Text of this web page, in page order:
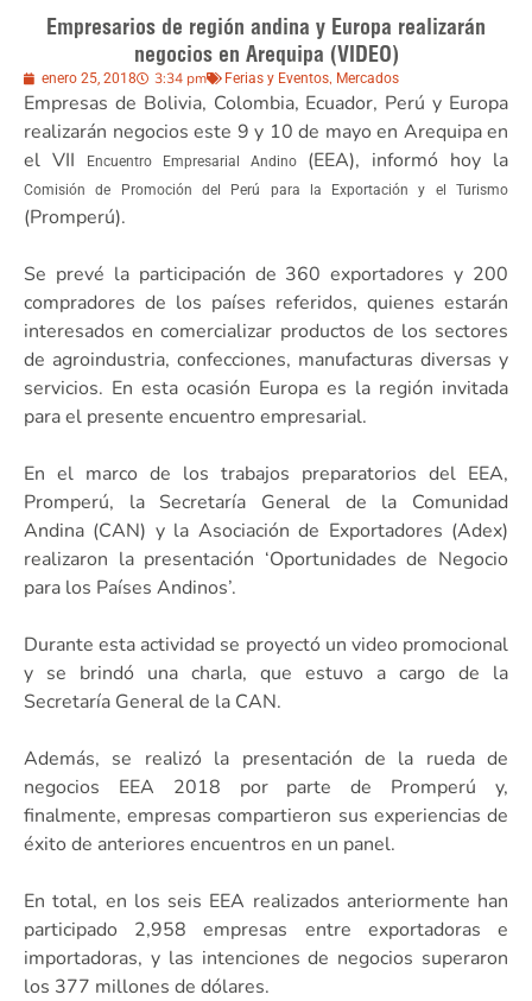
Empresarios de región andina y Europa realizarán
negocios en Arequipa (VIDEO)
enero 25, 2018 3:34 pm Ferias y Eventos, Mercados
Empresas de Bolivia, Colombia, Ecuador, Perú y Europa
realizarán negocios este 9 y 10 de mayo en Arequipa en
el VII
Encuentro Empresarial Andino(EEA), informó hoy la
Comisión de Promoción del Perú para la Exportación y el Turismo
(Promperú).
Se prevé la participación de 360 exportadores y 200
compradores de los países referidos, quienes estarán
interesados en comercializar productos de los sectores
de agroindustria, confecciones, manufacturas diversas y
servicios. En esta ocasión Europa es la región invitada
para el presente encuentro empresarial.
En el marco de los trabajos preparatorios del EEA,
Promperú, la Secretaría General de la Comunidad
Andina (CAN) y la Asociación de Exportadores (Adex)
realizaron la presentación ‘Oportunidades de Negocio
para los Países Andinos’.
Durante esta actividad se proyectó un video promocional
y se brindó una charla, que estuvo a cargo de la
Secretaría General de la CAN.
Además, se realizó la presentación de la rueda de
negocios EEA 2018 por parte de Promperú y,
finalmente, empresas compartieron sus experiencias de
éxito de anteriores encuentros en un panel.
En total, en los seis EEA realizados anteriormente han
participado 2,958 empresas entre exportadoras e
importadoras, y las intenciones de negocios superaron
los 377 millones de dólares.